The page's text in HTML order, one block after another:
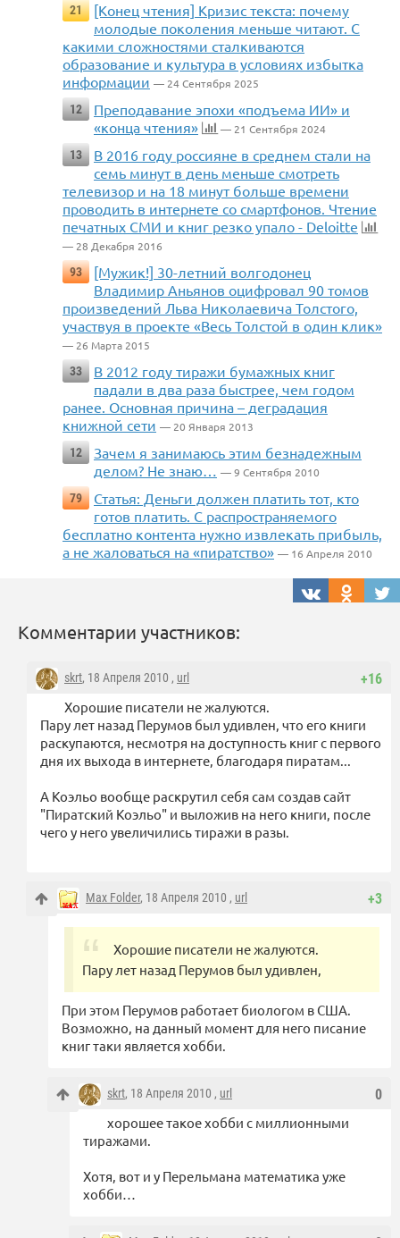
21
[Конец чтения] Кризис текста: почему
молодые поколения меньше читают. С
какими сложностями сталкиваются
образование и культура в условиях избытка
информации — 24 Сентября 2025
12
Преподавание эпохи «подъема ИИ» и
«конца чтения»
— 21 Сентября 2024
13
В 2016 году россияне в среднем стали на
семь минут в день меньше смотреть
телевизор и на 18 минут больше времени
проводить в интернете со смартфонов. Чтение
печатных СМИ и книг резко упало - Deloitte
— 28 Декабря 2016
93
[Мужик!] 30-летний волгодонец
Владимир Аньянов оцифровал 90 томов
произведений Льва Николаевича Толстого,
участвуя в проекте «Весь Толстой в один клик»
— 26 Марта 2015
33
В 2012 году тиражи бумажных книг
падали в два раза быстрее, чем годом
ранее. Основная причина – деградация
книжной сети — 20 Января 2013
12
Зачем я занимаюсь этим безнадежным
делом? Не знаю… — 9 Сентября 2010
79
Статья: Деньги должен платить тот, кто
готов платить. С распространяемого
бесплатно контента нужно извлекать прибыль,
а не жаловаться на «пиратство» — 16 Апреля 2010
Комментарии участников:
+16
skrt, 18 Апреля 2010 , url
Хорошие писатели не жалуются.
Пару лет назад Перумов был удивлен, что его книги
раскупаются, несмотря на доступность книг с первого
дня их выхода в интернете, благодаря пиратам...
А Коэльо вообще раскрутил себя сам создав сайт
"Пиратский Коэльо" и выложив на него книги, после
чего у него увеличились тиражи в разы.
+3
Max Folder, 18 Апреля 2010 , url
Хорошие писатели не жалуются.
Пару лет назад Перумов был удивлен,
При этом Перумов работает биологом в США.
Возможно, на данный момент для него писание
книг таки является хобби.
0
skrt, 18 Апреля 2010 , url
хорошее такое хобби с миллионными
тиражами.
Хотя, вот и у Перельмана математика уже
хобби…